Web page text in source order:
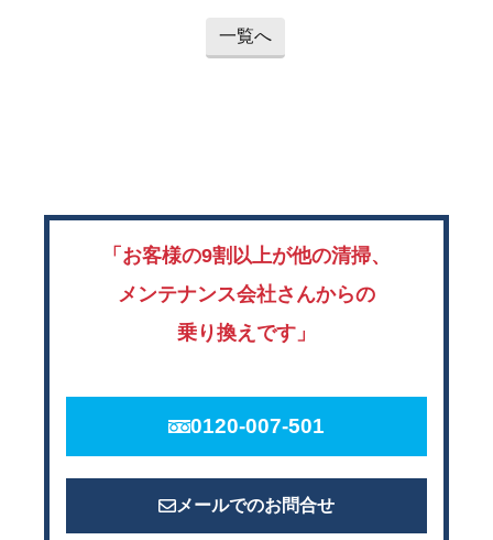
一覧へ
「お客様の9割以上が他の清掃、
メンテナンス会社さんからの
乗り換えです」
0120-007-501
メールでのお問合せ